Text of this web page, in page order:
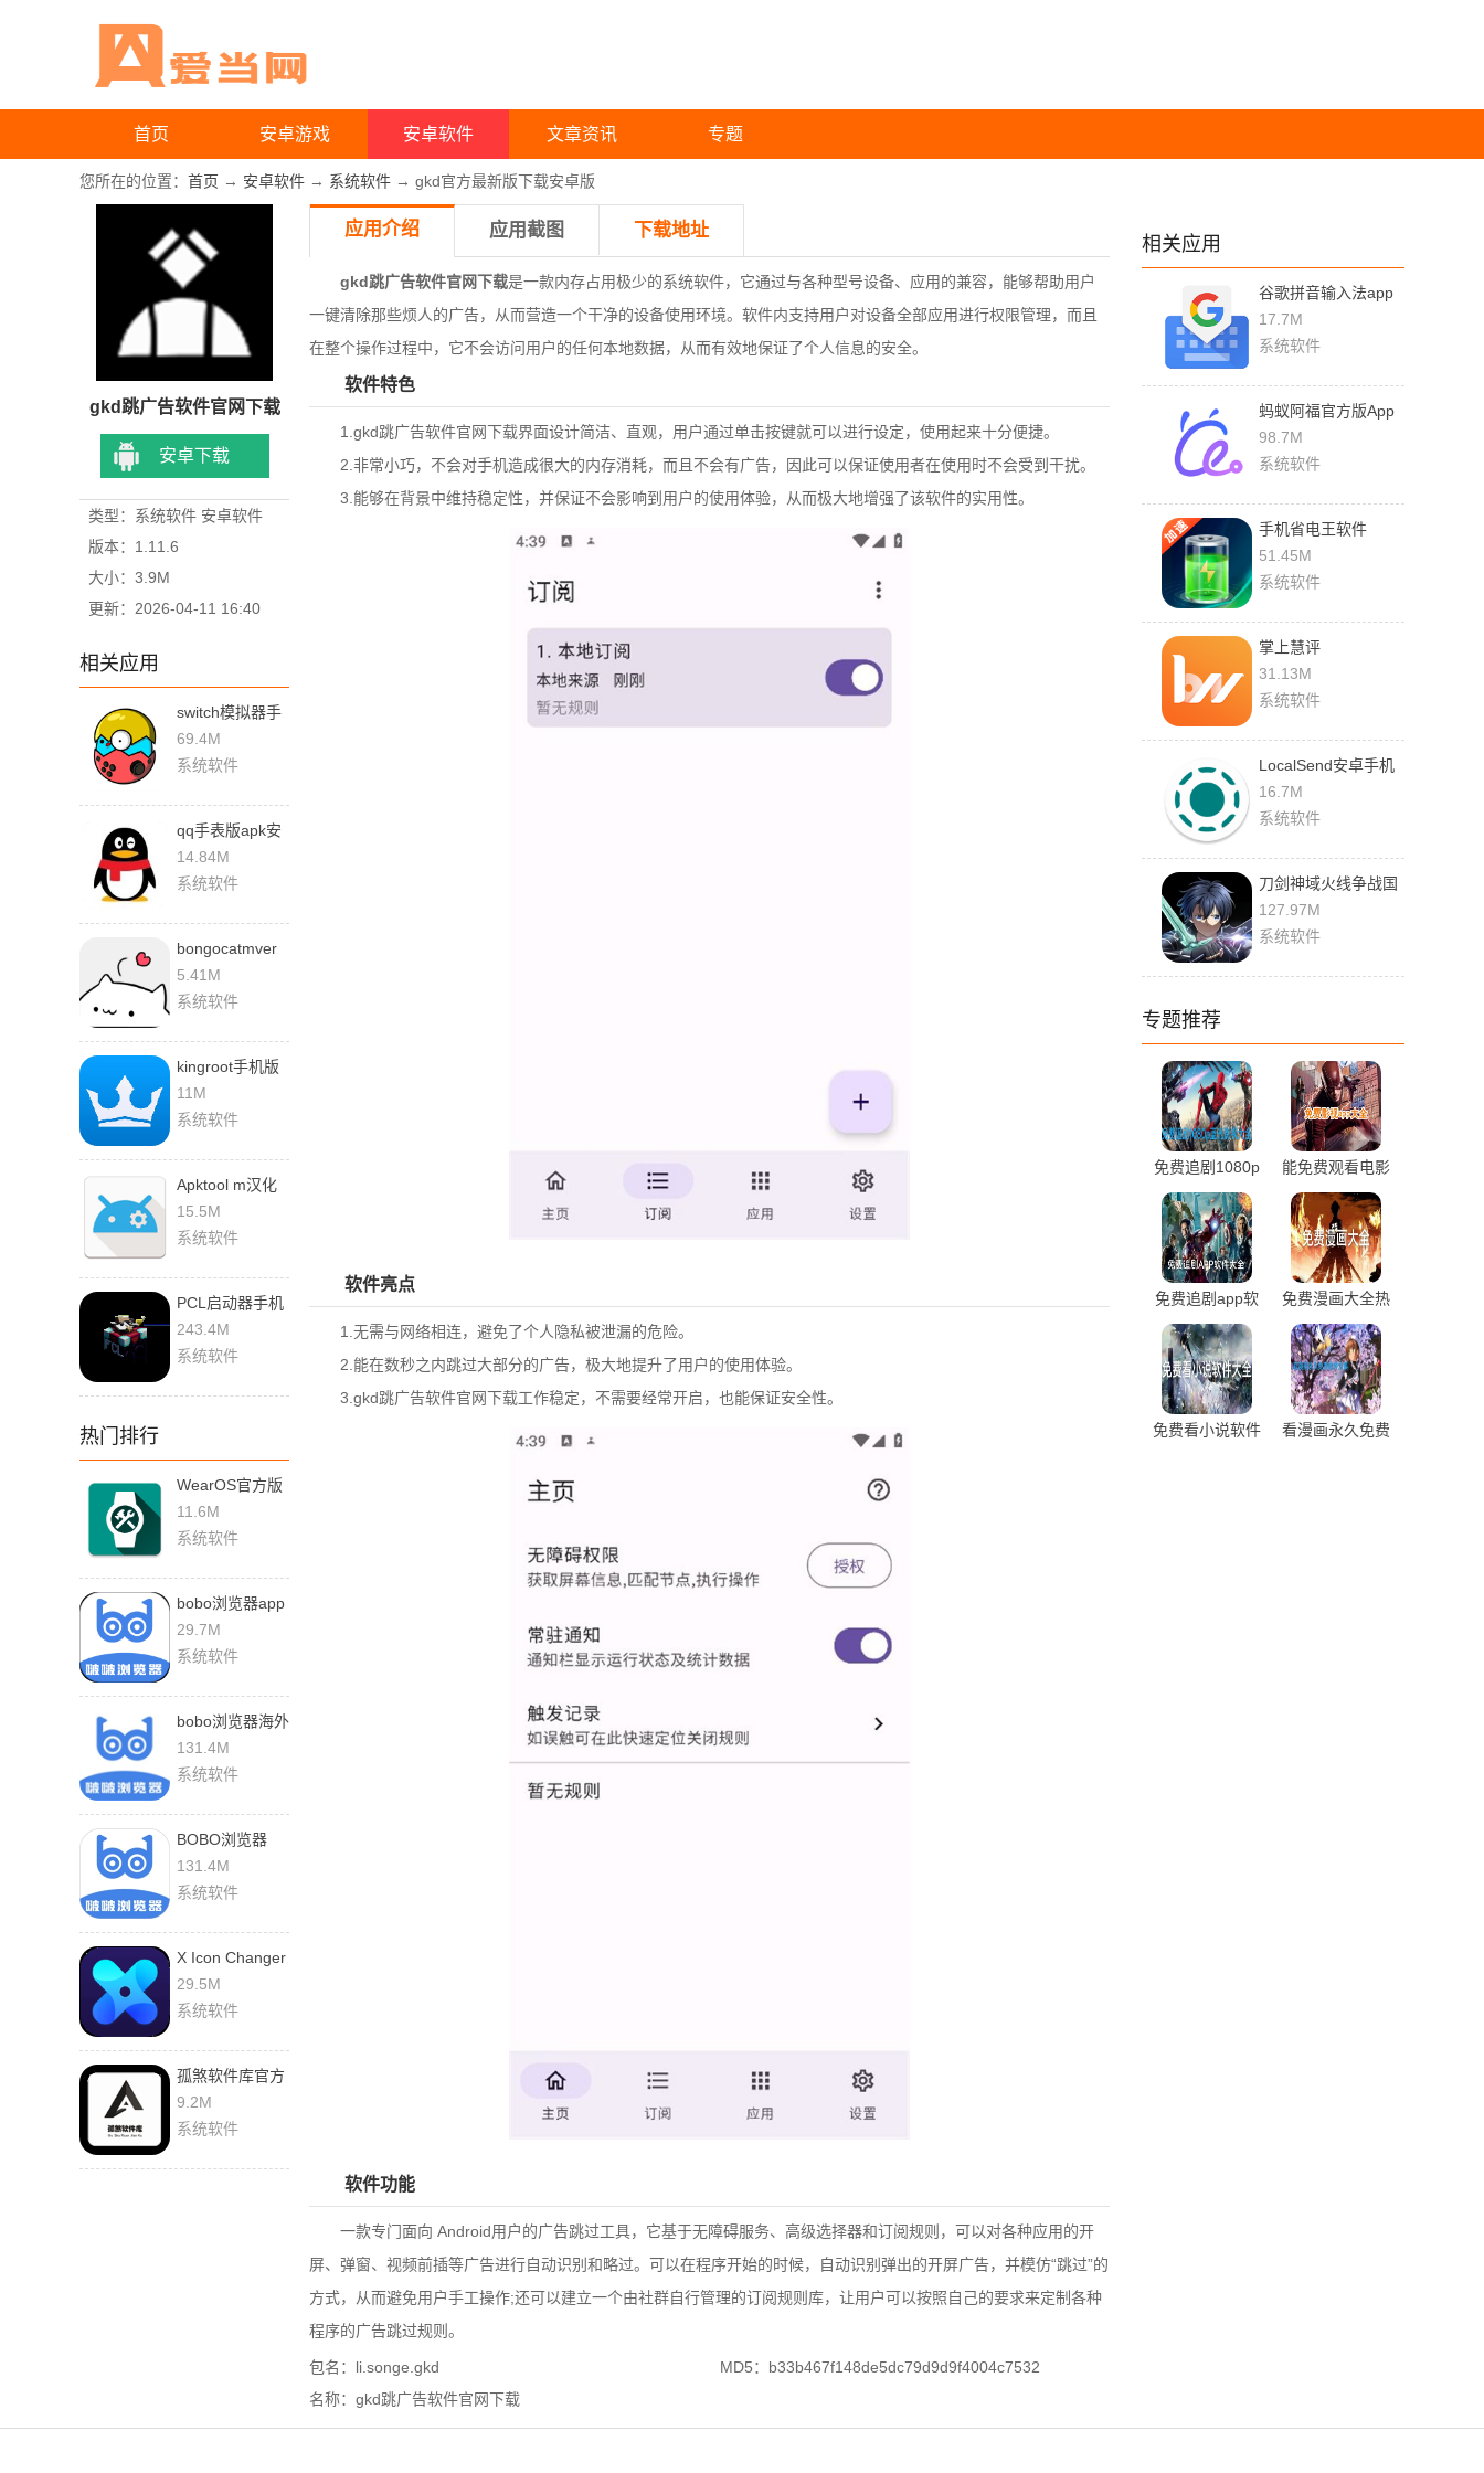
首页 安卓游戏 安卓软件 文章资讯 专题
您所在的位置： 首页 → 安卓软件 → 系统软件 → gkd官方最新版下载安卓版
gkd跳广告软件官网下载
安卓下载
类型：系统软件 安卓软件
版本：1.11.6
大小：3.9M
更新：2026-04-11 16:40
相关应用
switch模拟器手
机版下载
69.4M
系统软件
qq手表版apk安
装包最新版
14.84M
系统软件
bongocatmver
官网版
5.41M
系统软件
kingroot手机版
官方下载
11M
系统软件
Apktool m汉化
版App下载
15.5M
系统软件
PCL启动器手机
版
243.4M
系统软件
热门排行
WearOS官方版
下载
11.6M
系统软件
bobo浏览器app
下载
29.7M
系统软件
bobo浏览器海外
版
131.4M
系统软件
BOBO浏览器
app下载安装
131.4M
系统软件
X Icon Changer
官网版
29.5M
系统软件
孤煞软件库官方
下载
9.2M
系统软件
应用介绍 应用截图 下载地址
gkd跳广告软件官网下载是一款内存占用极少的系统软件，它通过与各种型号设备、应用的兼容，能够帮助用户
一键清除那些烦人的广告，从而营造一个干净的设备使用环境。软件内支持用户对设备全部应用进行权限管理，而且
在整个操作过程中，它不会访问用户的任何本地数据，从而有效地保证了个人信息的安全。
软件特色
1. gkd跳广告软件官网下载界面设计简洁、直观，用户通过单击按键就可以进行设定，使用起来十分便捷。
2.非常小巧，不会对手机造成很大的内存消耗，而且不会有广告，因此可以保证使用者在使用时不会受到干扰。
3.能够在背景中维持稳定性，并保证不会影响到用户的使用体验，从而极大地增强了该软件的实用性。
软件亮点
1.无需与网络相连，避免了个人隐私被泄漏的危险。
2.能在数秒之内跳过大部分的广告，极大地提升了用户的使用体验。
3. gkd跳广告软件官网下载工作稳定，不需要经常开启，也能保证安全性。
软件功能
一款专门面向 Android用户的广告跳过工具，它基于无障碍服务、高级选择器和订阅规则，可以对各种应用的开
屏、弹窗、视频前插等广告进行自动识别和略过。可以在程序开始的时候，自动识别弹出的开屏广告，并模仿“跳过”的
方式，从而避免用户手工操作;还可以建立一个由社群自行管理的订阅规则库，让用户可以按照自己的要求来定制各种
程序的广告跳过规则。
包名：li.songe.gkd
MD5：b33b467f148de5dc79d9d9f4004c7532
名称：gkd跳广告软件官网下载
相关应用
谷歌拼音输入法app
下载
17.7M
系统软件
蚂蚁阿福官方版App
下载
98.7M
系统软件
手机省电王软件
51.45M
系统软件
掌上慧评
31.13M
系统软件
LocalSend安卓手机
下载安装
16.7M
系统软件
刀剑神域火线争战国
际服
127.97M
系统软件
专题推荐
免费追剧1080p
蓝光影视软件大
全最新推荐
能免费观看电影
电视剧的app推
荐
免费追剧app软
件大全最新推荐
免费漫画大全热
门最新推荐
免费看小说软件
看漫画永久免费